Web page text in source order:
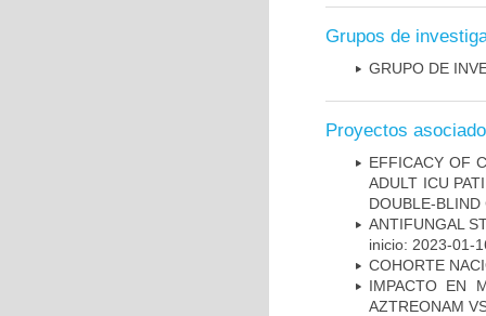
Grupos de
GRUPO DE
Proyectos
EFFICACY OF
ADULT ICU
DOUBLE-BLIND
ANTIFUNGAL
inicio: 2023-01-
COHORTE
IMPACTO EN
AZTREONAM